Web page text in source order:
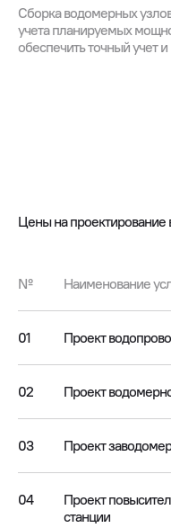
Сборка водомерных
учета планируемых
обеспечить точный учет
Цены на проектирование
№ Наименование
01 Проект
02 Проект
03 Проект
04
Проект
станции